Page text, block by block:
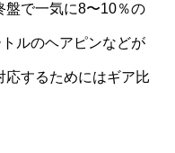
盤で一気に8〜10％の
ルのヘアピンなどが
応するためにはギア比